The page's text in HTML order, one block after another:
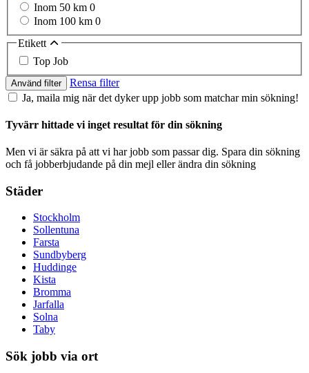
Inom 50 km 0
Inom 100 km 0
Etikett
Top Job
Använd filter
Rensa filter
Ja, maila mig när det dyker upp jobb som matchar min sökning!
Tyvärr hittade vi inget resultat för din sökning
Men vi är säkra på att vi har jobb som passar dig. Spara din sökning
och få jobberbjudande på din mejl eller ändra din sökning
Städer
Stockholm
Sollentuna
Farsta
Sundbyberg
Huddinge
Kista
Bromma
Jarfalla
Solna
Taby
Sök jobb via ort